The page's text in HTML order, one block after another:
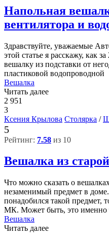
Напольная
вентилятора и
Здравствуйте, уважаемые
этой статье я расскажу, как
вешалку из подставки от
пластиковой водопроводной
Вешалка
Читать далее
2 951
3
Ксения Крылова Столярка /
5
Рейтинг: 7.58 из 10
Вешалка из
Что можно сказать о
незаменимый предмет в
понадобился такой предмет,
МК. Может быть, это именно
Вешалка
Читать далее